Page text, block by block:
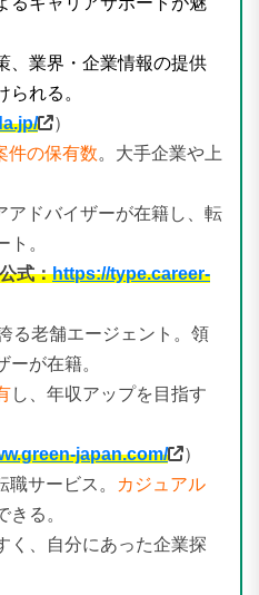
、業界・企業情報の提供
れる。
）
件の保有数。大手企業や上
アドバイザーが在籍し、転
。
式：https://type.career-
る老舗エージェント。領
が在籍。
し、年収アップを目指す
japan.com/
）
職サービス。
カジュアル
きる。
く、自分にあった企業探